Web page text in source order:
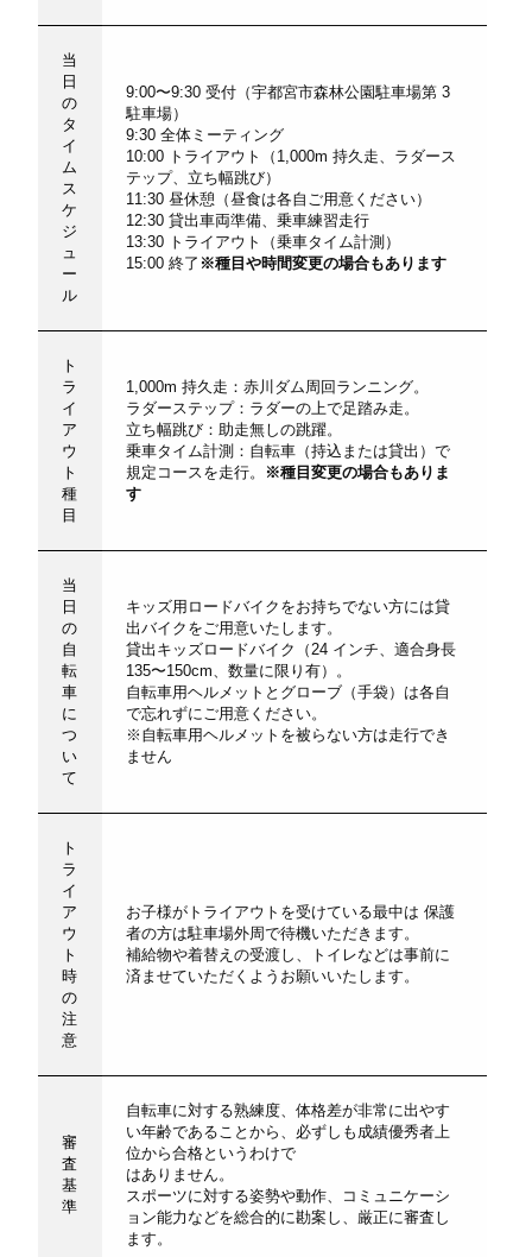
当
日
の
タ
イ
ム
ス
ケ
ジ
ュ
ー
ル
9:00〜9:30 受付（宇都宮市森林公園駐車場第 3
駐車場）
9:30 全体ミーティング
10:00 トライアウト（1,000m 持久走、ラダース
テップ、立ち幅跳び）
11:30 昼休憩（昼食は各自ご用意ください）
12:30 貸出車両準備、乗車練習走行
13:30 トライアウト（乗車タイム計測）
15:00 終了 ※種目や時間変更の場合もあります
ト
ラ
イ
ア
ウ
ト
種
目
1,000m 持久走：赤川ダム周回ランニング。
ラダーステップ：ラダーの上で足踏み走。
立ち幅跳び：助走無しの跳躍。
乗車タイム計測：自転車（持込または貸出）で
規定コースを走行。
※種目変更の場合もありま
す
当
日
の
自
転
車
に
つ
い
て
キッズ用ロードバイクをお持ちでない方には貸
出バイクをご用意いたします。
貸出キッズロードバイク（24 インチ、適合身長
135〜150cm、数量に限り有）。
自転車用ヘルメットとグローブ（手袋）は各自
で忘れずにご用意ください。
※自転車用ヘルメットを被らない方は走行でき
ません
ト
ラ
イ
ア
ウ
ト
時
の
注
意
お子様がトライアウトを受けている最中は 保護
者の方は駐車場外周で待機いただきます。
補給物や着替えの受渡し、トイレなどは事前に
済ませていただくようお願いいたします。
審
査
基
準
自転車に対する熟練度、体格差が非常に出やす
い年齢であることから、必ずしも成績優秀者上
位から合格というわけで
はありません。
スポーツに対する姿勢や動作、コミュニケーシ
ョン能力などを総合的に勘案し、厳正に審査し
ます。